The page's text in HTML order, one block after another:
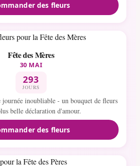
des fleurs
Fête des Mères
30 MAI
293
JOURS
journée inoubliable - un bouquet de fleurs
belle déclaration d'amour.
des fleurs